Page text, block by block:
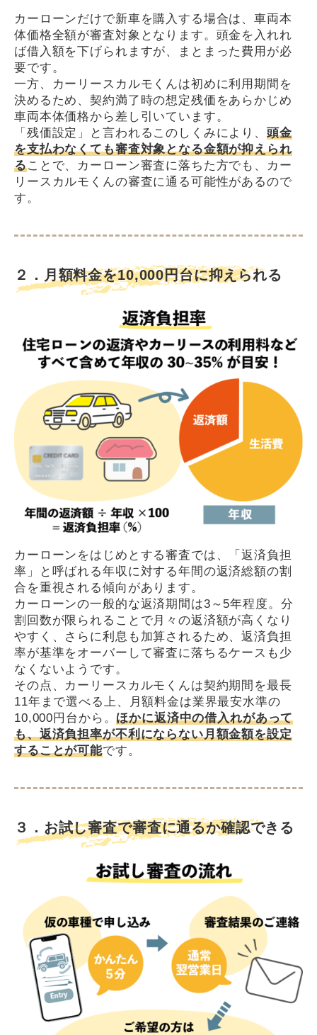
カーローンだけで新車を購入する場合は、車両本
体価格全額が審査対象となります。頭金を入れれ
ば借入額を下げられますが、まとまった費用が必
要です。
一方、カーリースカルモくんは初めに利用期間を
決めるため、契約満了時の想定残価をあらかじめ
車両本体価格から差し引いています。
「残価設定」と言われるこのしくみにより、 頭金
を支払わなくても審査対象となる金額が抑えられ
ることで、カーローン審査に落ちた方でも、カー
リースカルモくんの審査に通る可能性があるので
す。
２．月額料金を10,000円台に抑えられる
カーローンをはじめとする審査では、「返済負担
率」と呼ばれる年収に対する年間の返済総額の割
合を重視される傾向があります。
カーローンの一般的な返済期間は3～5年程度。分
割回数が限られることで月々の返済額が高くなり
やすく、さらに利息も加算されるため、返済負担
率が基準をオーバーして審査に落ちるケースも少
なくないようです。
その点、カーリースカルモくんは契約期間を最長
11年まで選べる上、月額料金は業界最安水準の
10,000円台から。ほかに返済中の借入れがあって
も、返済負担率が不利にならない月額金額を設定
することが可能です。
３．お試し審査で審査に通るか確認できる